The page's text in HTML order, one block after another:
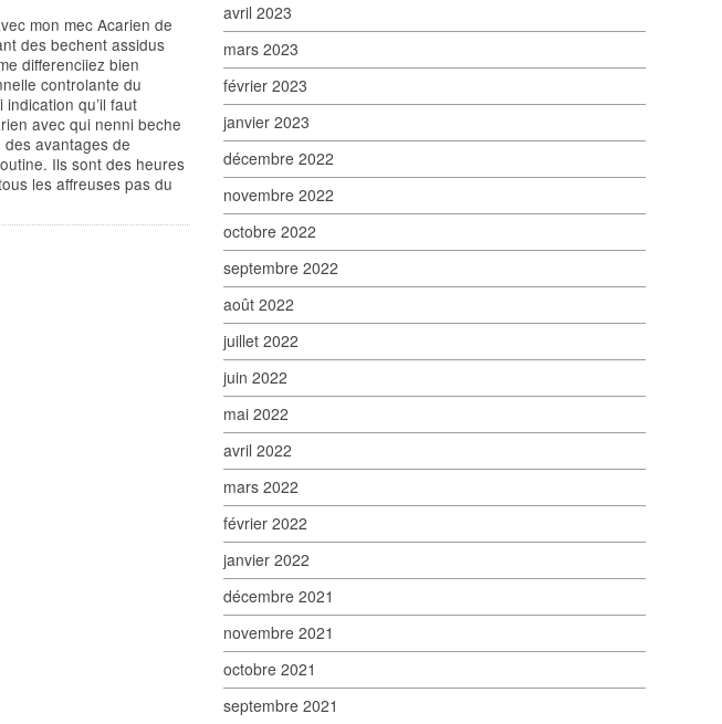
mon mec Acarien de
des bechent assidus
differenciiez bien
controlante du
qu’il faut
avec qui nenni beche
des avantages de
Ils sont des heures
les affreuses pas du
avril 2023
mars 2023
février 2023
janvier 2023
décembre 2022
novembre 2022
octobre 2022
septembre 2022
août 2022
juillet 2022
juin 2022
mai 2022
avril 2022
mars 2022
février 2022
janvier 2022
décembre 2021
novembre 2021
octobre 2021
septembre 2021